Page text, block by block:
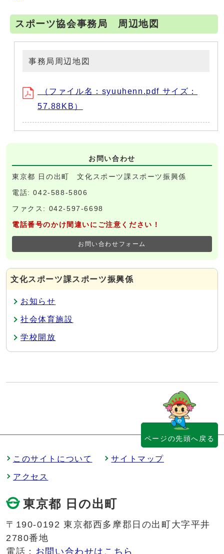
スポーツ協会事務局 周辺地図
事務局周辺地図
（ファイル名：syuuhenn.pdf サイズ：
57.88KB）
お問い合わせ
東京都 日の出町 文化スポーツ課スポーツ振興係
電話: 042-588-5806
ファクス: 042-597-6698
電話番号のかけ間違いにご注意ください！
お問い合わせフォーム
文化スポーツ課スポーツ振興係
お知らせ
社会体育施設
学校開放
このサイトについて サイトマップ
アクセス
東京都 日の出町
〒190-0192 東京都西多摩郡日の出町大字平井
2780番地
電話： お問い合わせはこちら
ページの先頭へ戻る